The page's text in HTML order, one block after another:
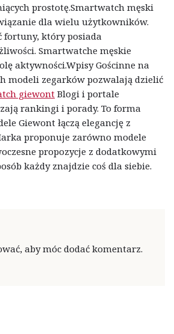
prostotę.Smartwatch męski
dla wielu użytkowników.
fortuny, który posiada
Smartwatche męskie
aktywności.Wpisy Gościnne na
modeli zegarków pozwalają dzielić
giewont Blogi i portale
rankingi i porady. To forma
Giewont łączą elegancję z
proponuje zarówno modele
propozycje z dodatkowymi
każdy znajdzie coś dla siebie.
, aby móc dodać komentarz.